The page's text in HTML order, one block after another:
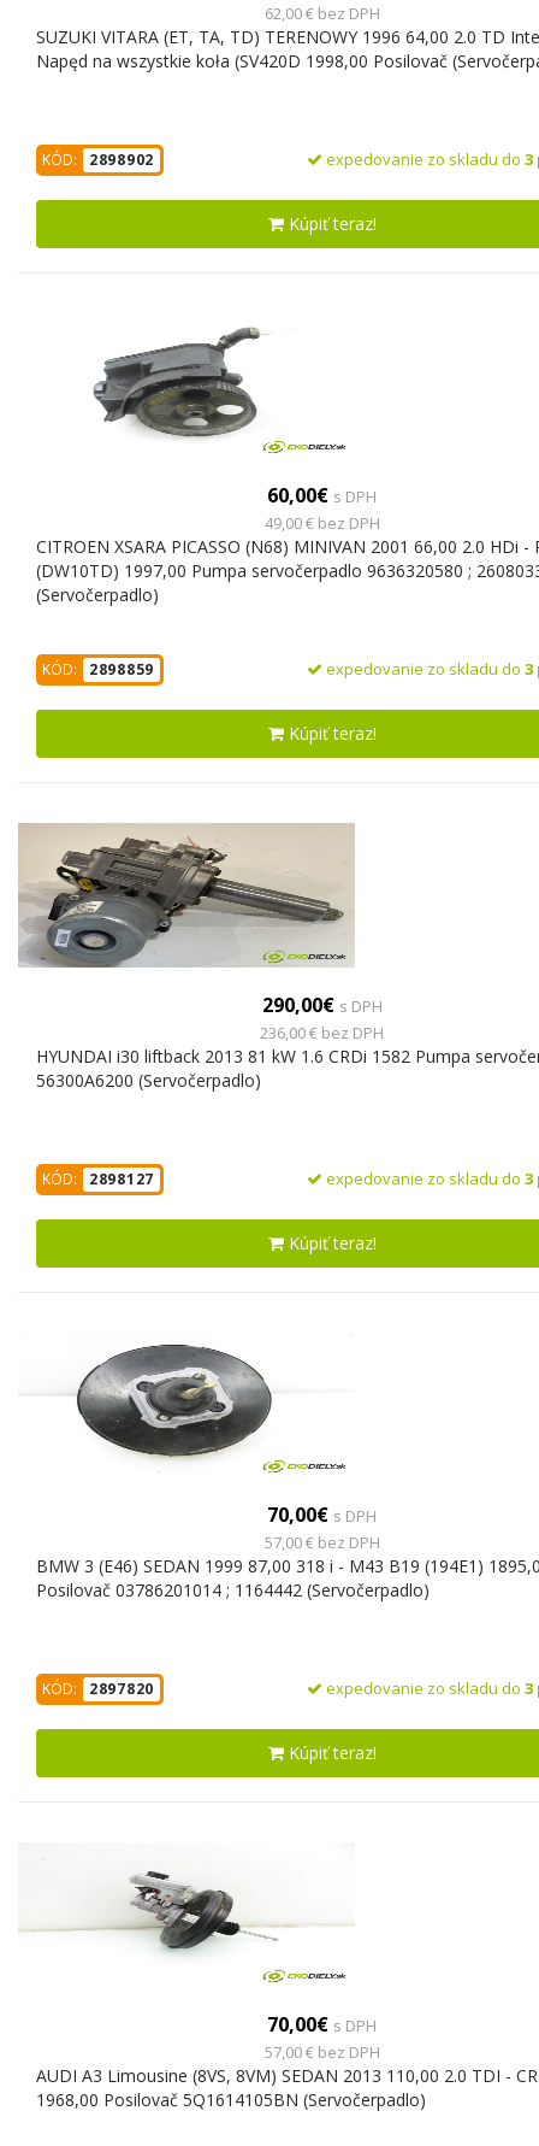
62,00 € bez DPH
SUZUKI VITARA (ET, TA, TD) TERENOWY 1996 64,00 2.0 TD
Napęd na wszystkie koła (SV420D 1998,00 Posilovač
KÓD: 2898902 expedovanie zo skladu do 3
Kúpiť teraz!
60,00€ s DPH
49,00 € bez DPH
CITROEN XSARA PICASSO (N68) MINIVAN 2001 66,00 2.0 HDi -
(DW10TD) 1997,00 Pumpa servočerpadlo 9636320580 ;
(Servočerpadlo)
KÓD: 2898859 expedovanie zo skladu do 3
Kúpiť teraz!
290,00€ s DPH
236,00 € bez DPH
HYUNDAI i30 liftback 2013 81 kW 1.6 CRDi 1582 Pumpa
56300A6200 (Servočerpadlo)
KÓD: 2898127 expedovanie zo skladu do 3
Kúpiť teraz!
70,00€ s DPH
57,00 € bez DPH
BMW 3 (E46) SEDAN 1999 87,00 318 i - M43 B19 (194E1)
Posilovač 03786201014 ; 1164442 (Servočerpadlo)
KÓD: 2897820 expedovanie zo skladu do 3
Kúpiť teraz!
70,00€ s DPH
57,00 € bez DPH
AUDI A3 Limousine (8VS, 8VM) SEDAN 2013 110,00 2.0 TDI -
1968,00 Posilovač 5Q1614105BN (Servočerpadlo)